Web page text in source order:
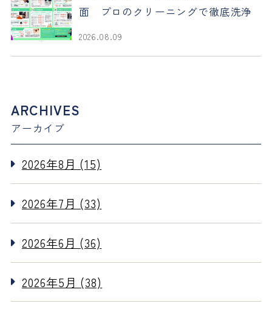
面 プロのクリーニングで徹底洗浄
2026.08.09
ARCHIVES
アーカイブ
2026年8月 (15)
2026年7月 (33)
2026年6月 (36)
2026年5月 (38)